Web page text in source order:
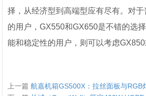
择，从经济型到高端型应有尽有。对
的用户，GX550和GX650是不错的选
能和稳定性的用户，则可以考虑GX850
上一篇航嘉机箱GS500X：拉丝面板与RGB